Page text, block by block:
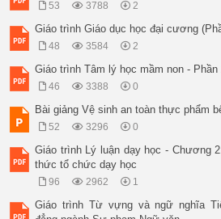
53 3788 2
Giáo trình Giáo dục học đại cương
48 3584 2
Giáo trình Tâm lý học mầm non - Phần
46 3388 0
Bài giảng Vệ sinh an toàn thực phẩm
52 3296 0
Giáo trình Lý luận dạy học - Chương
thức tổ chức dạy học
96 2962 1
Giáo trình Từ vựng và ngữ nghĩa